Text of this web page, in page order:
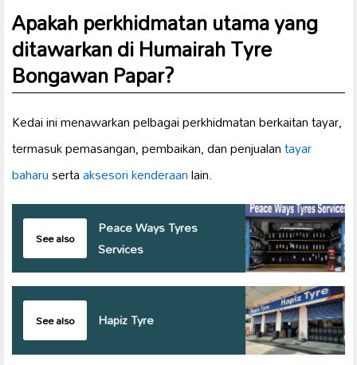
Apakah perkhidmatan utama yang
ditawarkan di Humairah Tyre
Bongawan Papar?
Kedai ini menawarkan pelbagai perkhidmatan berkaitan tayar,
termasuk pemasangan, pembaikan, dan penjualantayar
baharusertaaksesori kenderaanlain.
See also
Peace Ways Tyres
Services
See also Hapiz Tyre